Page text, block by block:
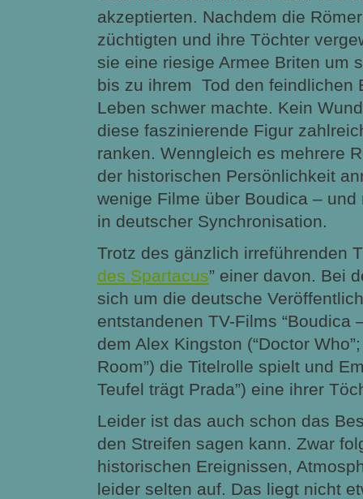
akzeptierten. Nachdem die
züchtigten und ihre Töchter
sie eine riesige Armee Briten um
bis zu ihrem Tod den feindlichen
Leben schwer machte. Kein
diese faszinierende Figur
ranken. Wenngleich es mehrere
der historischen Persönlichkeit
wenige Filme über Boudica –
in deutscher Synchronisation.
Trotz des gänzlich irreführenden
des Spartacus” einer davon. Bei
sich um die deutsche
entstandenen TV-Films “Boudica
dem Alex Kingston (“Doctor
Room”) die Titelrolle spielt und
Teufel trägt Prada”) eine ihrer
Leider ist das auch schon das
den Streifen sagen kann. Zwar
historischen Ereignissen,
leider selten auf. Das liegt nicht